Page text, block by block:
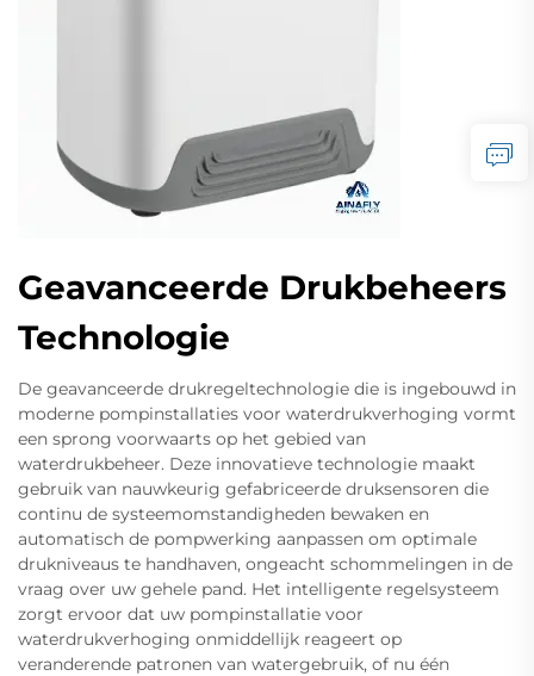
Geavanceerde Drukbeheers
Technologie
De geavanceerde drukregeltechnologie die is ingebouwd in
moderne pompinstallaties voor waterdrukverhoging vormt
een sprong voorwaarts op het gebied van
waterdrukbeheer. Deze innovatieve technologie maakt
gebruik van nauwkeurig gefabriceerde druksensoren die
continu de systeemomstandigheden bewaken en
automatisch de pompwerking aanpassen om optimale
drukniveaus te handhaven, ongeacht schommelingen in de
vraag over uw gehele pand. Het intelligente regelsysteem
zorgt ervoor dat uw pompinstallatie voor
waterdrukverhoging onmiddellijk reageert op
veranderende patronen van watergebruik, of nu één